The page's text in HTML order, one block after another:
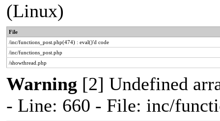
(Linux)
File
/inc/functions_post.php(474) : eval()'d code
/inc/functions_post.php
/showthread.php
Warning [2] Undefined
- Line: 660 - File: inc/